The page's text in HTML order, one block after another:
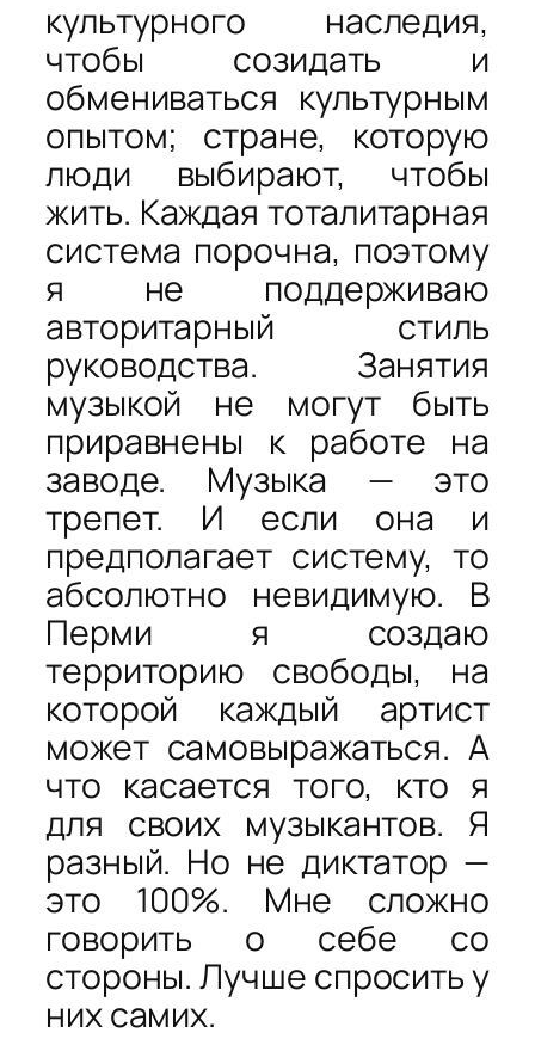
культурного наследия,
чтобы созидать и
обмениваться культурным
опытом; стране, которую
люди выбирают, чтобы
жить. Каждая тоталитарная
система порочна, поэтому
я не поддерживаю
авторитарный стиль
руководства. Занятия
музыкой не могут быть
приравнены к работе на
заводе. Музыка — это
трепет. И если она и
предполагает систему, то
абсолютно невидимую. В
Перми я создаю
территорию свободы, на
которой каждый артист
может самовыражаться. А
что касается того, кто я
для своих музыкантов. Я
разный. Но не диктатор —
это 100%. Мне сложно
говорить о себе со
стороны. Лучше спросить у
них самих.